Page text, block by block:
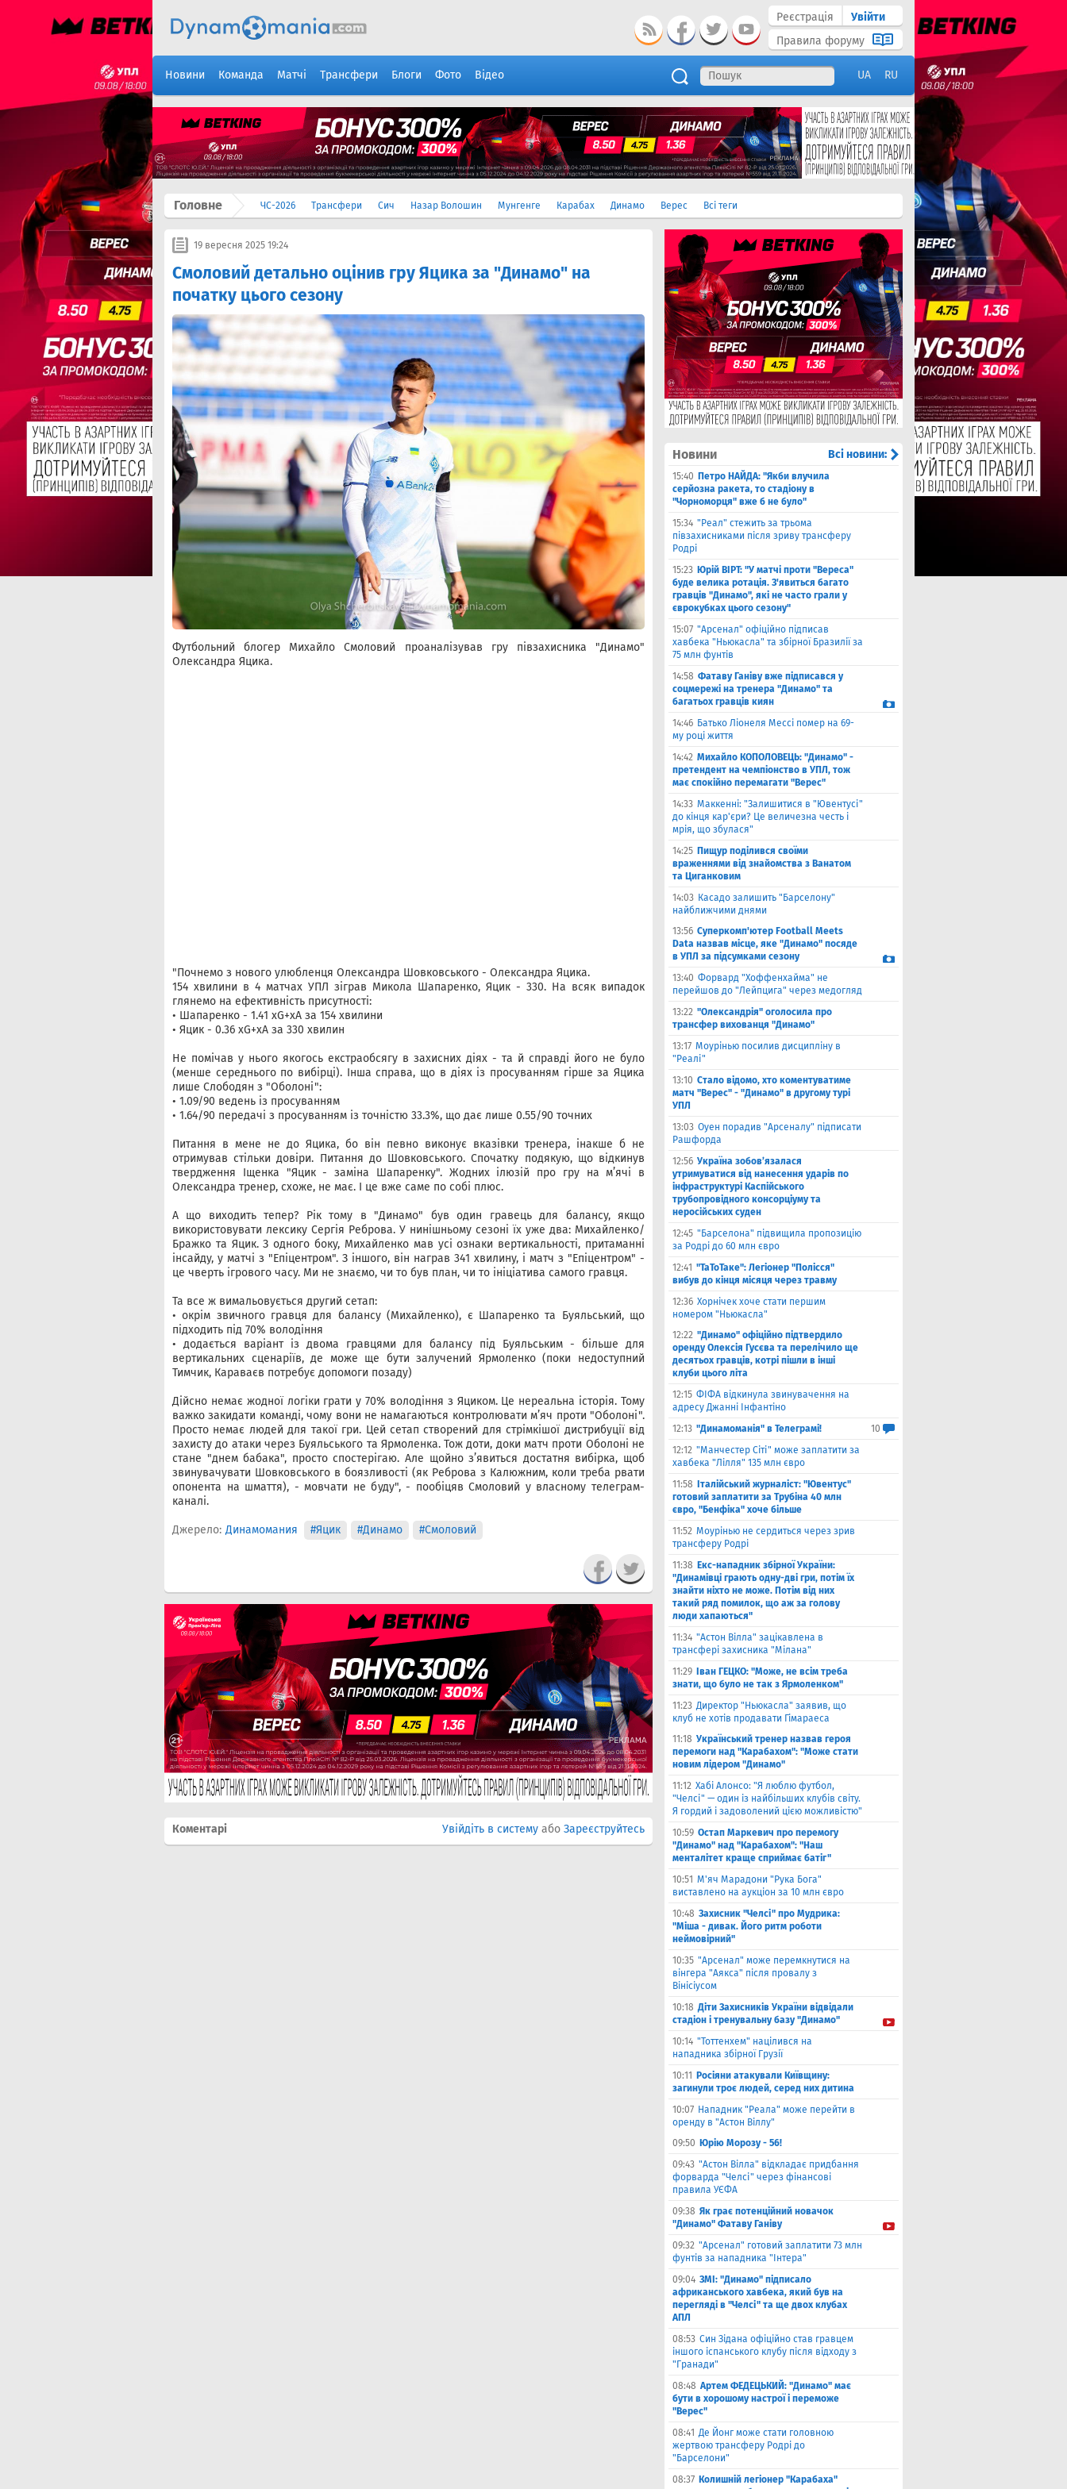
Реєстрація
Увійти
Правила форуму
Новини Команда Матчі Трансфери Блоги Фото Відео UA RU
Головне ЧС-2026 Трансфери Сич Назар Волошин Мунгенге Карабах Динамо Верес Всі теги
19 вересня 2025 19:24
Смоловий детально оцінив гру Яцика за "Динамо" на
початку цього сезону
Футбольний блогер Михайло Смоловий проаналізував гру півзахисника "Динамо"
Олександра Яцика.
"Почнемо з нового улюбленця Олександра Шовковського - Олександра Яцика.
154 хвилини в 4 матчах УПЛ зіграв Микола Шапаренко, Яцик - 330. На всяк випадок
глянемо на ефективність присутності:
• Шапаренко - 1.41 xG+xA за 154 хвилини
• Яцик - 0.36 xG+xA за 330 хвилин
Не помічав у нього якогось екстраобсягу в захисних діях - та й справді його не було
(менше середнього по вибірці). Інша справа, що в діях із просуванням гірше за Яцика
лише Слободян з "Оболоні":
• 1.09/90 ведень із просуванням
• 1.64/90 передачі з просуванням із точністю 33.3%, що дає лише 0.55/90 точних
Питання в мене не до Яцика, бо він певно виконує вказівки тренера, інакше б не
отримував стільки довіри. Питання до Шовковського. Спочатку подякую, що відкинув
твердження Іщенка "Яцик - заміна Шапаренку". Жодних ілюзій про гру на мʼячі в
Олександра тренер, схоже, не має. І це вже саме по собі плюс.
А що виходить тепер? Рік тому в "Динамо" був один гравець для балансу, якщо
використовувати лексику Сергія Реброва. У нинішньому сезоні їх уже два: Михайленко/
Бражко та Яцик. З одного боку, Михайленко мав усі ознаки вертикальності, притаманні
інсайду, у матчі з "Епіцентром". З іншого, він награв 341 хвилину, і матч з "Епіцентром" -
це чверть ігрового часу. Ми не знаємо, чи то був план, чи то ініціатива самого гравця.
Та все ж вимальовується другий сетап:
• окрім звичного гравця для балансу (Михайленко), є Шапаренко та Буяльський, що
підходить під 70% володіння
• додається варіант із двома гравцями для балансу під Буяльським - більше для
вертикальних сценаріїв, де може ще бути залучений Ярмоленко (поки недоступний
Тимчик, Караваєв потребує допомоги позаду)
Дійсно немає жодної логіки грати у 70% володіння з Яциком. Це нереальна історія. Тому
важко закидати команді, чому вони не намагаються контролювати мʼяч проти "Оболоні".
Просто немає людей для такої гри. Цей сетап створений для стрімкішої дистрибуції від
захисту до атаки через Буяльського та Ярмоленка. Тож доти, доки матч проти Оболоні не
стане "днем бабака", просто спостерігаю. Але щойно зʼявиться достатня вибірка, щоб
звинувачувати Шовковського в боязливості (як Реброва з Калюжним, коли треба рвати
опонента на шмаття), - мовчати не буду", - пообіцяв Смоловий у власному телеграм-
каналі.
Джерело: Динамомания #Яцик #Динамо #Смоловий
Коментарі Увійдіть в систему або Зареєструйтесь
Новини Всі новини:
15:40 Петро НАЙДА: "Якби влучила
серйозна ракета, то стадіону в
"Чорноморця" вже б не було"
15:34 "Реал" стежить за трьома
півзахисниками після зриву трансферу
Родрі
15:23 Юрій ВІРТ: "У матчі проти "Вереса"
буде велика ротація. З'явиться багато
гравців "Динамо", які не часто грали у
єврокубках цього сезону"
15:07 "Арсенал" офіційно підписав
хавбека "Ньюкасла" та збірної Бразилії за
75 млн фунтів
14:58 Фатаву Ганіву вже підписався у
соцмережі на тренера "Динамо" та
багатьох гравців киян
14:46 Батько Ліонеля Мессі помер на 69-
му році життя
14:42 Михайло КОПОЛОВЕЦЬ: "Динамо" -
претендент на чемпіонство в УПЛ, тож
має спокійно перемагати "Верес"
14:33 Маккенні: "Залишитися в "Ювентусі"
до кінця кар'єри? Це величезна честь і
мрія, що збулася"
14:25 Пищур поділився своїми
враженнями від знайомства з Ванатом
та Циганковим
14:03 Касадо залишить "Барселону"
найближчими днями
13:56 Суперкомп'ютер Football Meets
Data назвав місце, яке "Динамо" посяде
в УПЛ за підсумками сезону
13:40 Форвард "Хоффенхайма" не
перейшов до "Лейпцига" через медогляд
13:22 "Олександрія" оголосила про
трансфер вихованця "Динамо"
13:17 Моурінью посилив дисципліну в
"Реалі"
13:10 Стало відомо, хто коментуватиме
матч "Верес" - "Динамо" в другому турі
УПЛ
13:03 Оуен порадив "Арсеналу" підписати
Рашфорда
12:56 Україна зобов’язалася
утримуватися від нанесення ударів по
інфраструктурі Каспійського
трубопровідного консорціуму та
неросійських суден
12:45 "Барселона" підвищила пропозицію
за Родрі до 60 млн євро
12:41 "ТаТоТаке": Легіонер "Полісся"
вибув до кінця місяця через травму
12:36 Хорнічек хоче стати першим
номером "Ньюкасла"
12:22 "Динамо" офіційно підтвердило
оренду Олексія Гусєва та перелічило ще
десятьох гравців, котрі пішли в інші
клуби цього літа
12:15 ФІФА відкинула звинувачення на
адресу Джанні Інфантіно
12:13 "Динамоманія" в Телеграмі!
10
12:12 "Манчестер Сіті" може заплатити за
хавбека "Лілля" 135 млн євро
11:58
Італійський журналіст: "Ювентус"
готовий заплатити за Трубіна 40 млн
євро, "Бенфіка" хоче більше
11:52 Моурінью не сердиться через зрив
трансферу Родрі
11:38 Екс-нападник збірної України:
"Динамівці грають одну-дві гри, потім їх
знайти ніхто не може. Потім від них
такий ряд помилок, що аж за голову
люди хапаються"
11:34 "Астон Вілла" зацікавлена в
трансфері захисника "Мілана"
11:29
Іван ГЕЦКО: "Може, не всім треба
знати, що було не так з Ярмоленком"
11:23 Директор "Ньюкасла" заявив, що
клуб не хотів продавати Гімараеса
11:18 Український тренер назвав героя
перемоги над "Карабахом": "Може стати
новим лідером "Динамо"
11:12 Хабі Алонсо: "Я люблю футбол,
"Челсі" — один із найбільших клубів світу.
Я гордий і задоволений цією можливістю"
10:59 Остап Маркевич про перемогу
"Динамо" над "Карабахом": "Наш
менталітет краще сприймає батіг"
10:51 М'яч Марадони "Рука Бога"
виставлено на аукціон за 10 млн євро
10:48 Захисник "Челсі" про Мудрика:
"Міша - дивак. Його ритм роботи
неймовірний"
10:35 "Арсенал" може перемкнутися на
вінгера "Аякса" після провалу з
Вінісіусом
10:18 Діти Захисників України відвідали
стадіон і тренувальну базу "Динамо"
10:14 "Тоттенхем" націлився на
нападника збірної Грузії
10:11
Росіяни атакували Київщину:
загинули троє людей, серед них дитина
10:07 Нападник "Реала" може перейти в
оренду в "Астон Віллу"
09:50 Юрію Морозу - 56!
09:43 "Астон Вілла" відкладає придбання
форварда "Челсі" через фінансові
правила УЄФА
09:38 Як грає потенційний новачок
"Динамо" Фатаву Ганіву
09:32 "Арсенал" готовий заплатити 73 млн
фунтів за нападника "Інтера"
09:04 ЗМІ: "Динамо" підписало
африканського хавбека, який був на
перегляді в "Челсі" та ще двох клубах
АПЛ
08:53 Син Зідана офіційно став гравцем
іншого іспанського клубу після відходу з
"Гранади"
08:48 Артем ФЕДЕЦЬКИЙ: "Динамо" має
бути в хорошому настрої і переможе
"Верес"
08:41 Де Йонг може стати головною
жертвою трансферу Родрі до
"Барселони"
08:37 Колишній легіонер "Карабаха"